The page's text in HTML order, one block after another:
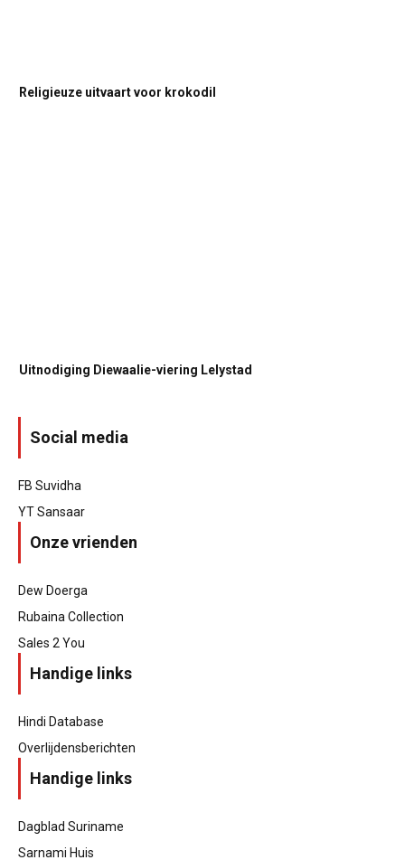
Religieuze uitvaart voor krokodil
Uitnodiging Diewaalie-viering Lelystad
Social media
FB Suvidha
YT Sansaar
Onze vrienden
Dew Doerga
Rubaina Collection
Sales 2 You
Handige links
Hindi Database
Overlijdensberichten
Handige links
Dagblad Suriname
Sarnami Huis